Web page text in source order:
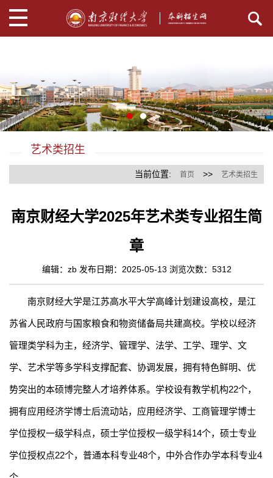
艺术类招生
当前位置: 首页 >> 艺术类招生
南京财经大学2025年艺术类专业招生简
章
编辑：zb 发布日期：2025-05-13 浏览次数： 5312
南京财经大学是江苏高水平大学高峰计划建设高校，是江
苏省人民政府与国家粮食和物资储备局共建高校。学校以经济
管理类学科为主，经济学、管理学、法学、工学、理学、文
学、艺术学等多学科支撑配套、协调发展，拥有特色鲜明、优
势突出的本硕博完整人才培养体系。 学校设有教学机构22个，
拥有应用经济学博士后流动站，应用经济学、工商管理学博士
学位授权一级学科点，硕士学位授权一级学科14个，硕士专业
学位授权点22个，普通本科专业48个，中外合作办学本科专业4